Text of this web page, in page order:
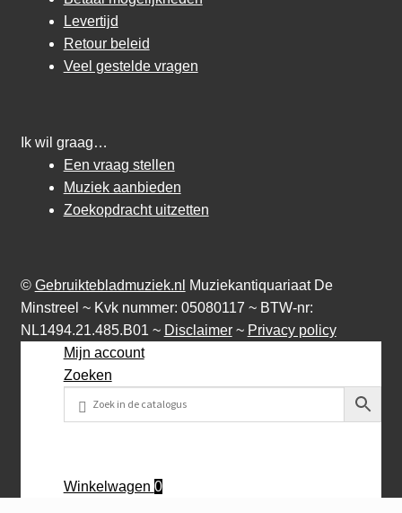
Levertijd
Retour beleid
Veel gestelde vragen
Ik wil graag…
Een vraag stellen
Muziek aanbieden
Zoekopdracht uitzetten
© Gebruiktebladmuziek.nl
Muziekantiquariaat De
Minstreel ~ Kvk nummer: 05080117 ~ BTW-nr:
NL1494.21.485.B01 ~ Disclaimer~ Privacy policy
Mijn account
Zoeken
Winkelwagen 0